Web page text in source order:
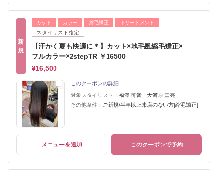
新
規
カット カラー 縮毛矯正 トリートメント
スタイリスト指定
【汗かく夏も快適に＊】カット×地毛風縮毛矯正×
フルカラー×2stepTR ￥16500
¥16,500
このクーポンの詳細
対象スタイリスト： 福澤 可音、大河原 圭亮
その他条件： ご新規/半年以上来店のない方[縮毛矯正]
メニューを追加 このクーポンで予約